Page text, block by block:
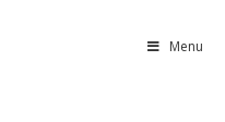
Menu